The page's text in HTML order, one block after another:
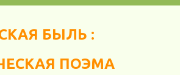
БЫЛЬ :
ПОЭМА